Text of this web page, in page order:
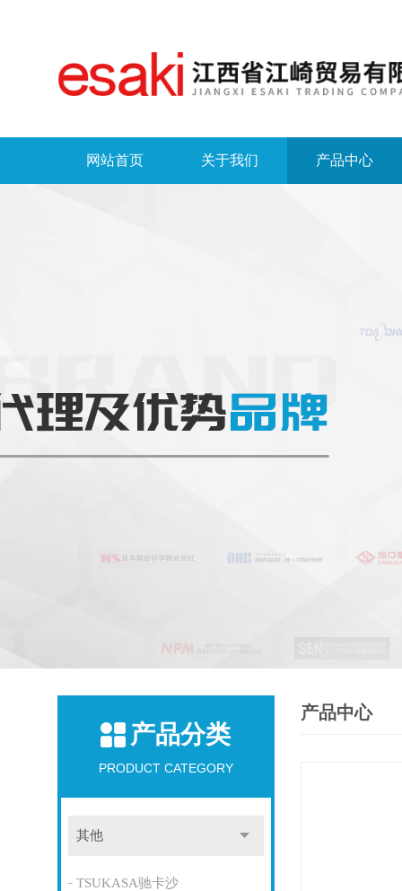
网站首页 关于我们 产品中心
产品分类
PRODUCT CATEGORY
其他
TSUKASA驰卡沙
产品中心